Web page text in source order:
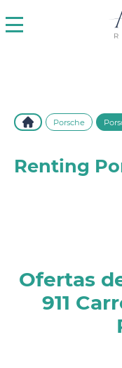
Porsche
Renting
Ofertas
911